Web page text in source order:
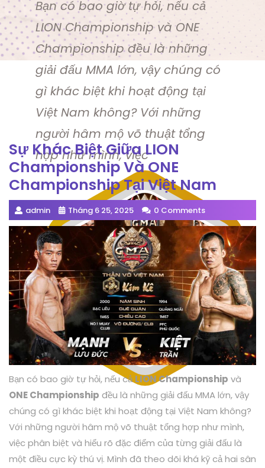
Bạn có bao giờ tự hỏi, nếu cả
LION Championship và ONE
Championship đều là những
giải đấu MMA lớn, vậy chúng có
gì khác biệt khi hoạt động tại
Việt Nam không? Với những
người hâm mộ võ thuật tổng
hợp như mình, việc
Sự Khác Biệt Giữa LION
Championship Và ONE
Championship Tại Việt Nam
admin Tháng 6 25, 2025 0 Comments
Bạn có bao giờ tự hỏi, nếu cảLION Championship và
ONE Championship đều là những giải đấu MMA lớn, vậy
chúng có gì khác biệt khi hoạt động tại Việt Nam không?
Với những người hâm mộ võ thuật tổng hợp như mình,
việc phân biệt và hiểu rõ đặc điểm của từng giải đấu là
một điều cực kỳ thú vị. Mình đã theo dõi khá kỹ cả hai sân